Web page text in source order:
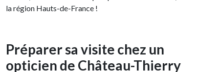
la région Hauts-de-France !
Préparer sa visite chez un
opticien de Château-Thierry